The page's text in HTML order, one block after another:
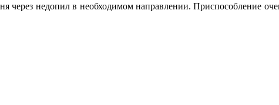
через недопил в необходимом направлении. Приспособление